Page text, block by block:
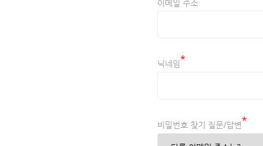
닉네임*
비밀번호 찾기 질문/답변*